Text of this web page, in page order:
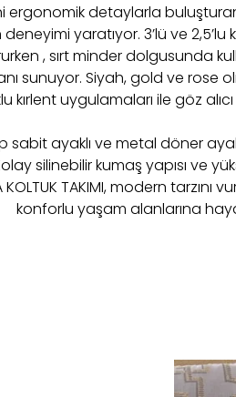
detaylarla buluşturan
yaratıyor. 3’lü ve 2,5’lu
, sırt minder dolgusunda
sunuyor. Siyah, gold ve rose
kırlent uygulamaları ile göz
sabit ayaklı ve metal döner
silinebilir kumaş yapısı ve
KOLTUK TAKIMI, modern
konforlu yaşam alanlarına